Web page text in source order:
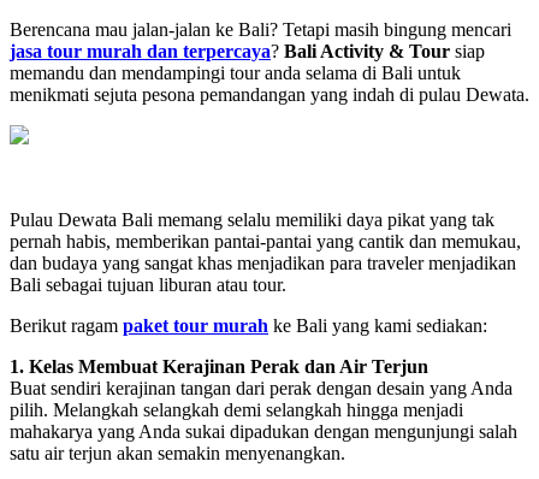
Berencana mau jalan-jalan ke Bali? Tetapi masih bingung mencari
jasa tour murah dan terpercaya? Bali Activity & Tour siap
memandu dan mendampingi tour anda selama di Bali untuk
menikmati sejuta pesona pemandangan yang indah di pulau Dewata.
Pulau Dewata Bali memang selalu memiliki daya pikat yang tak
pernah habis, memberikan pantai-pantai yang cantik dan memukau,
dan budaya yang sangat khas menjadikan para traveler menjadikan
Bali sebagai tujuan liburan atau tour.
Berikut ragam paket tour murah ke Bali yang kami sediakan:
1. Kelas Membuat Kerajinan Perak dan Air Terjun
Buat sendiri kerajinan tangan dari perak dengan desain yang Anda
pilih. Melangkah selangkah demi selangkah hingga menjadi
mahakarya yang Anda sukai dipadukan dengan mengunjungi salah
satu air terjun akan semakin menyenangkan.